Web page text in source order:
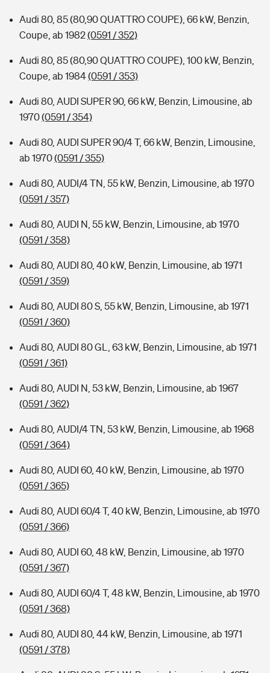
Audi 80, 85 (80,90 QUATTRO COUPE), 66 kW, Benzin,
Coupe, ab 1982(0591 / 352)
Audi 80, 85 (80,90 QUATTRO COUPE), 100 kW, Benzin,
Coupe, ab 1984(0591 / 353)
Audi 80, AUDI SUPER 90, 66 kW, Benzin, Limousine, ab
1970(0591 / 354)
Audi 80, AUDI SUPER 90/4 T, 66 kW, Benzin, Limousine,
ab 1970(0591 / 355)
Audi 80, AUDI/4 TN, 55 kW, Benzin, Limousine, ab 1970
(0591 / 357)
Audi 80, AUDI N, 55 kW, Benzin, Limousine, ab 1970
(0591 / 358)
Audi 80, AUDI 80, 40 kW, Benzin, Limousine, ab 1971
(0591 / 359)
Audi 80, AUDI 80 S, 55 kW, Benzin, Limousine, ab 1971
(0591 / 360)
Audi 80, AUDI 80 GL, 63 kW, Benzin, Limousine, ab 1971
(0591 / 361)
Audi 80, AUDI N, 53 kW, Benzin, Limousine, ab 1967
(0591 / 362)
Audi 80, AUDI/4 TN, 53 kW, Benzin, Limousine, ab 1968
(0591 / 364)
Audi 80, AUDI 60, 40 kW, Benzin, Limousine, ab 1970
(0591 / 365)
Audi 80, AUDI 60/4 T, 40 kW, Benzin, Limousine, ab 1970
(0591 / 366)
Audi 80, AUDI 60, 48 kW, Benzin, Limousine, ab 1970
(0591 / 367)
Audi 80, AUDI 60/4 T, 48 kW, Benzin, Limousine, ab 1970
(0591 / 368)
Audi 80, AUDI 80, 44 kW, Benzin, Limousine, ab 1971
(0591 / 378)